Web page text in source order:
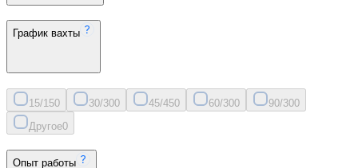
График вахты
15/150 30/300 45/450 60/300 90/300
Другое0
Опыт работы